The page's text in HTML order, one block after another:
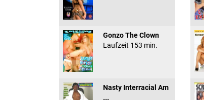
Gonzo The Clown
Laufzeit 153 min.
Nasty Interracial Am
...